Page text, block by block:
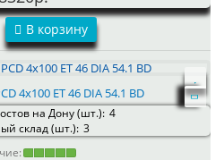
В корзину
4x100 ET 46 DIA 54.1 BD
на Дону (шт.): 4
склад (шт.): 3